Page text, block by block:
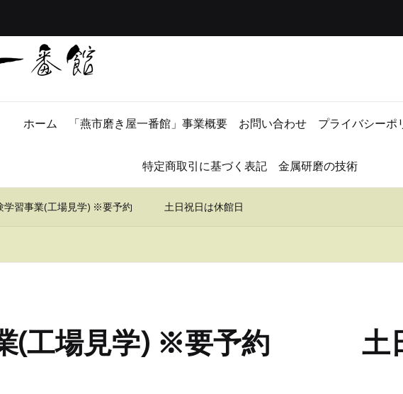
ホーム 「燕市磨き屋一番館」事業概要 お問い合わせ プライバシーポ
特定商取引に基づく表記 金属研磨の技術
学習事業(工場見学) ※要予約 土日祝日は休館日
業(工場見学) ※要予約 土